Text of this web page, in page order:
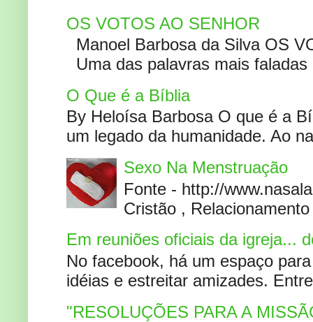
OS VOTOS AO SENHOR
Manoel Barbosa da Silva OS
Uma das palavras mais
O Que é a Bíblia
By Heloísa Barbosa O que é a
um legado da humanidade. Ao
Sexo Na Menstruação
Fonte - http://
Cristão ,
Em reuniões oficiais da igreja...
No facebook, há um espaço
idéias e estreitar amizades.
"RESOLUÇÕES PARA A